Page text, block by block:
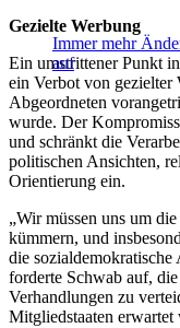
Immer mehr
auf
Gezielte Werbung
Ein umstrittener Punkt
ein Verbot von
Abgeordneten
wurde. Der
und schränkt die
politischen Ansichten,
Orientierung ein.
„Wir müssen uns um
kümmern, und
die
forderte Schwab auf,
Verhandlungen zu
Mitgliedstaaten erwartet